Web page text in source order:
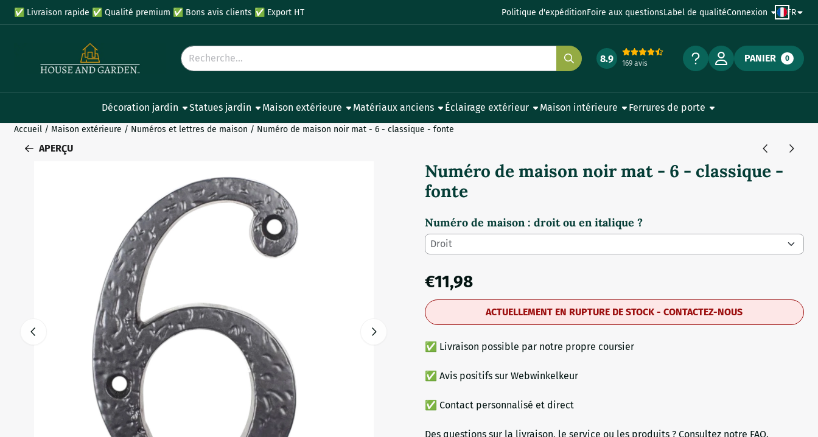
Préférences de cookies disponibles. Choisissez les paramètres ou autorisez tous les cookies.
✅ Livraison rapide ✅Qualité premium ✅ Bons avis clients ✅ Export HT Politique d'expéditionFoire aux questionsLabel de qualitéConnexion FR
Rechercher
8.9 169 avis PANIER 0
Décoration jardin Statues jardin Maison extérieure Matériaux anciens Éclairage extérieur Maison intérieure Ferrures de porte
Accueil / Maison extérieure / Numéros et lettres de maison / Numéro de maison noir mat - 6 - classique - fonte
APERÇU
Numéro de maison noir mat - 6 - classique -
fonte
Numéro de maison : droit ou en italique ?
€11,98
ACTUELLEMENT EN RUPTURE DE STOCK - CONTACTEZ-NOUS
✅ Livraison possible par notre propre coursier
✅ Avis positifs sur Webwinkelkeur
✅ Contact personnalisé et direct
Des questions sur la livraison, le service ou les produits ? Consultez notre FAQ.